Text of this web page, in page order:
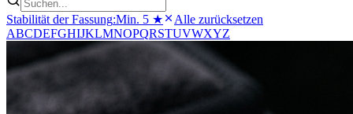
Stabilität der Fassung:Min. 5 ★
Alle zurücksetzen
ABCDEFGHIJKLMNOPQRSTUVWXYZ